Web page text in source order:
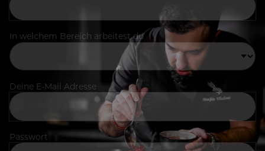
In welchem Bereich arbeitest du
Deine E-Mail Adresse
Passwort